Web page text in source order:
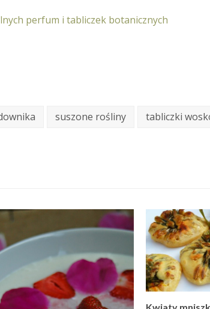
perfum i tabliczek botanicznych
suszone rośliny
tabliczki